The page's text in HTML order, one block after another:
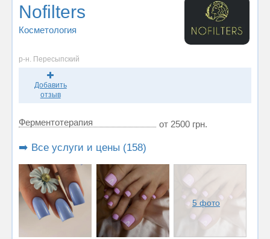
Nofilters
Косметология
р-н. Пересыпский
Добавить
отзыв
Ферментотерапия от 2500 грн.
➡️ Все услуги и цены (158)
5 фото